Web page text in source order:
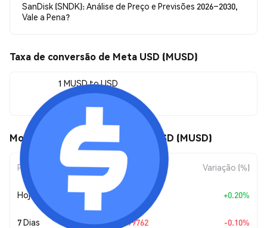
SanDisk (SNDK): Análise de Preço e Previsões 2026–2030,
Vale a Pena?
Taxa de conversão de Meta USD (MUSD)
1 MUSD to USD
$0.996624
Movimentos de preço de Meta USD (MUSD)
Período Variação do Valor Variação (%)
Hoje +$0.00198927 +0.20%
7 Dias $-0.00099762 -0.10%